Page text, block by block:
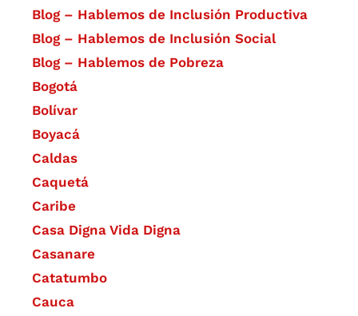
Blog – Hablemos de Inclusión Productiva
Blog – Hablemos de Inclusión Social
Blog – Hablemos de Pobreza
Bogotá
Bolívar
Boyacá
Caldas
Caquetá
Caribe
Casa Digna Vida Digna
Casanare
Catatumbo
Cauca